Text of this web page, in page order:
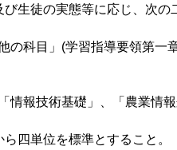
生徒の実態等に応じ、次の
科目」(学習指導要領第一
報技術基礎」、「農業情
四単位を標準とすること。